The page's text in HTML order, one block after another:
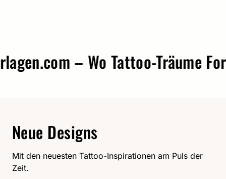
– Wo Tattoo-Träume Form
Neue Designs
Mit den neuesten Tattoo-Inspirationen am Puls der
Zeit.